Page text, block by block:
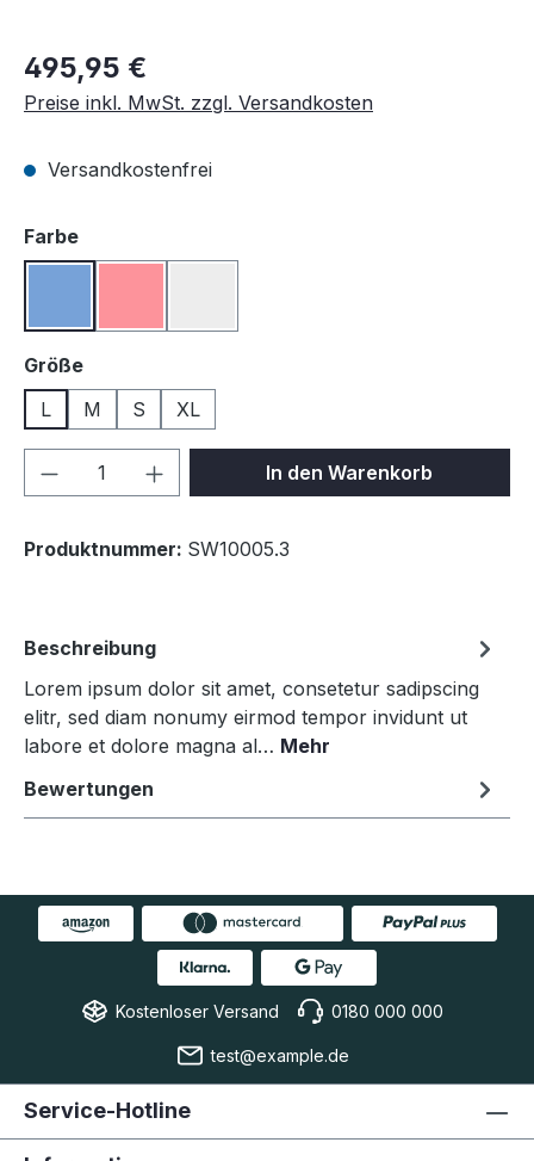
495,95 €
Preise inkl. MwSt. zzgl. Versandkosten
Versandkostenfrei
Farbeauswählen
Größeauswählen
L
M S XL
Produkt Anzahl: Gib denIn den Warenkorb
Produktnummer: SW10005.3
Beschreibung
Lorem ipsum dolor sit amet, consetetur sadipscing
elitr, sed diam nonumy eirmod tempor invidunt ut
labore et dolore magna al… Mehr
Bewertungen
Kostenloser Versand 0180 000 000
test@example.de
Service-Hotline